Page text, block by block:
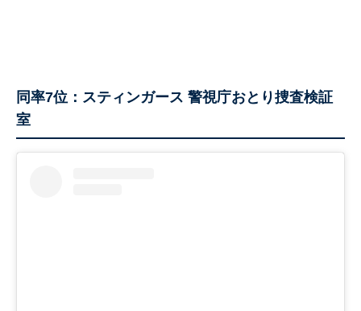
同率7位：スティンガース 警視庁おとり捜査検証
室